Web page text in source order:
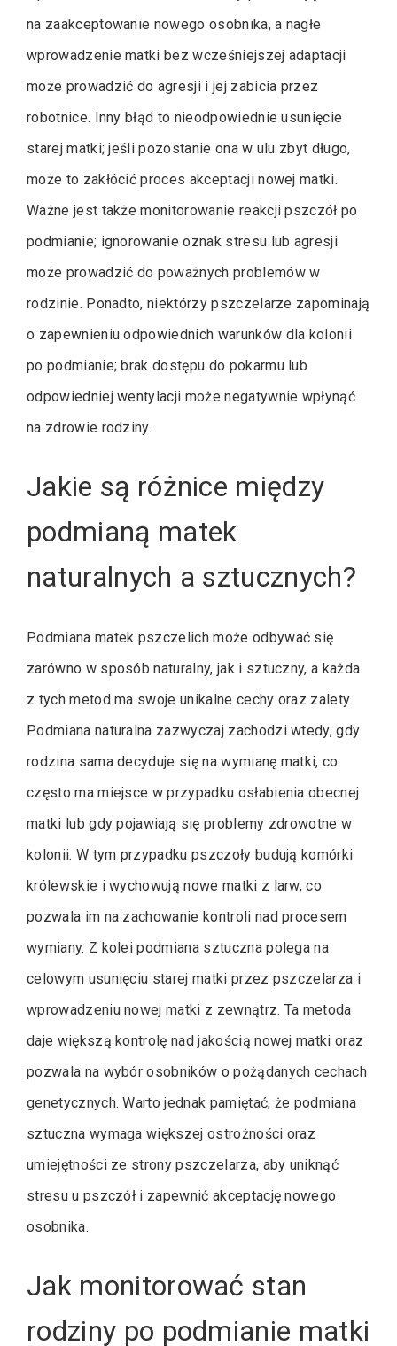
na zaakceptowanie nowego osobnika, a nagłe
wprowadzenie matki bez wcześniejszej adaptacji
może prowadzić do agresji i jej zabicia przez
robotnice. Inny błąd to nieodpowiednie usunięcie
starej matki; jeśli pozostanie ona w ulu zbyt długo,
może to zakłócić proces akceptacji nowej matki.
Ważne jest także monitorowanie reakcji pszczół po
podmianie; ignorowanie oznak stresu lub agresji
może prowadzić do poważnych problemów w
rodzinie. Ponadto, niektórzy pszczelarze zapominają
o zapewnieniu odpowiednich warunków dla kolonii
po podmianie; brak dostępu do pokarmu lub
odpowiedniej wentylacji może negatywnie wpłynąć
na zdrowie rodziny.
Jakie są różnice między
podmianą matek
naturalnych a sztucznych?
Podmiana matek pszczelich może odbywać się
zarówno w sposób naturalny, jak i sztuczny, a każda
z tych metod ma swoje unikalne cechy oraz zalety.
Podmiana naturalna zazwyczaj zachodzi wtedy, gdy
rodzina sama decyduje się na wymianę matki, co
często ma miejsce w przypadku osłabienia obecnej
matki lub gdy pojawiają się problemy zdrowotne w
kolonii. W tym przypadku pszczoły budują komórki
królewskie i wychowują nowe matki z larw, co
pozwala im na zachowanie kontroli nad procesem
wymiany. Z kolei podmiana sztuczna polega na
celowym usunięciu starej matki przez pszczelarza i
wprowadzeniu nowej matki z zewnątrz. Ta metoda
daje większą kontrolę nad jakością nowej matki oraz
pozwala na wybór osobników o pożądanych cechach
genetycznych. Warto jednak pamiętać, że podmiana
sztuczna wymaga większej ostrożności oraz
umiejętności ze strony pszczelarza, aby uniknąć
stresu u pszczół i zapewnić akceptację nowego
osobnika.
Jak monitorować stan
rodziny po podmianie matki